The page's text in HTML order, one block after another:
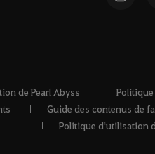
de Pearl Abyss
Guide des contenus de
Politique d'utilisation